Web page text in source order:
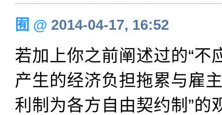
囿 @ 2014-04-17, 16:52
若加上你之前阐述过的“不
产生的经济负担拖累与雇
利制为各方自由契约制”的